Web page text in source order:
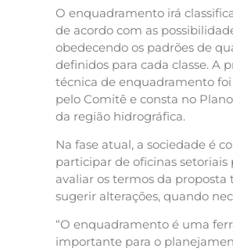
O enquadramento irá
de acordo com as
obedecendo os padrões de
definidos para cada classe. A
técnica de enquadramento
pelo Comitê e consta no
da região hidrográfica.
Na fase atual, a sociedade é
participar de oficinas setoriais
avaliar os termos da proposta
sugerir alterações, quando
“O enquadramento é uma
importante para o